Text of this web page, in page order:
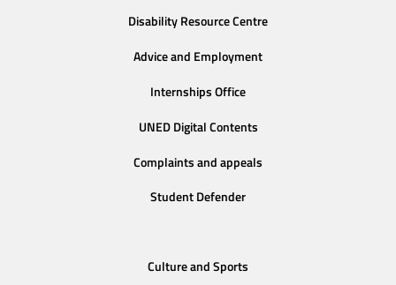
Disability Resource Centre
Advice and Employment
Internships Office
UNED Digital Contents
Complaints and appeals
Student Defender
Culture and Sports